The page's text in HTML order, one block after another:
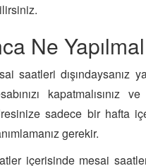
Ne
saatleri dışındaysanız
kapatmalısınız
sadece bir hafta
gerekir.
içerisinde mesai